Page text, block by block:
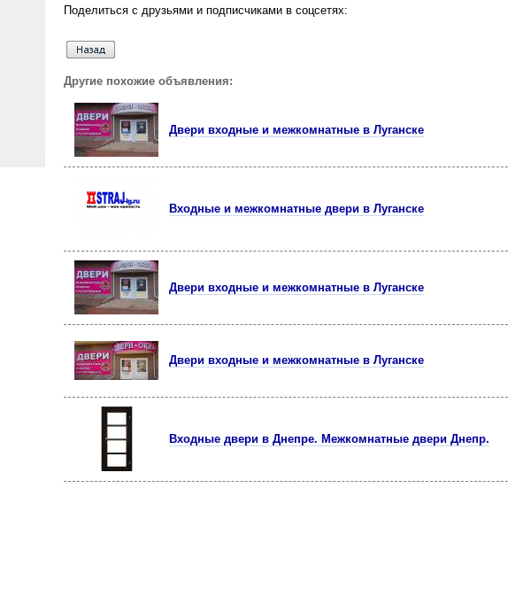
Поделиться с друзьями и подписчиками в соцсетях:
Другие похожие объявления:
Двери входные и межкомнатные в Луганске
Входные и межкомнатные двери в Луганске
Двери входные и межкомнатные в Луганске
Двери входные и межкомнатные в Луганске
Входные двери в Днепре. Межкомнатные двери Днепр.